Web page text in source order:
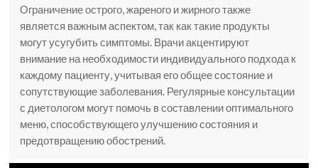
Ограничение острого, жареного и жирного также
является важным аспектом, так как такие продукты
могут усугубить симптомы. Врачи акцентируют
внимание на необходимости индивидуального подхода к
каждому пациенту, учитывая его общее состояние и
сопутствующие заболевания. Регулярные консультации
с диетологом могут помочь в составлении оптимального
меню, способствующего улучшению состояния и
предотвращению обострений.